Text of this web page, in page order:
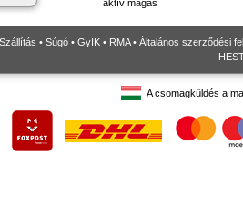
aktív magas
Szállítás • Súgó • GyIK • RMA• Általános szerződési
A csomagküldés a